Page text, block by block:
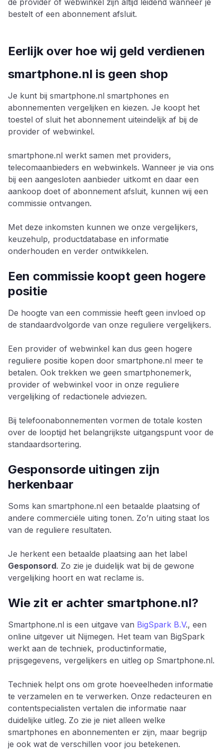
de provider of webwinkel zijn altijd leidend wanneer je
bestelt of een abonnement afsluit.
Eerlijk over hoe wij geld verdienen
smartphone.nl is geen shop
Je kunt bij smartphone.nl smartphones en
abonnementen vergelijken en kiezen. Je koopt het
toestel of sluit het abonnement uiteindelijk af bij de
provider of webwinkel.
smartphone.nl werkt samen met providers,
telecomaanbieders en webwinkels. Wanneer je via ons
bij een aangesloten aanbieder uitkomt en daar een
aankoop doet of abonnement afsluit, kunnen wij een
commissie ontvangen.
Met deze inkomsten kunnen we onze vergelijkers,
keuzehulp, productdatabase en informatie
onderhouden en verder ontwikkelen.
Een commissie koopt geen hogere
positie
De hoogte van een commissie heeft geen invloed op
de standaardvolgorde van onze reguliere vergelijkers.
Een provider of webwinkel kan dus geen hogere
reguliere positie kopen door smartphone.nl meer te
betalen. Ook trekken we geen smartphonemerk,
provider of webwinkel voor in onze reguliere
vergelijking of redactionele adviezen.
Bij telefoonabonnementen vormen de totale kosten
over de looptijd het belangrijkste uitgangspunt voor de
standaardsortering.
Gesponsorde uitingen zijn
herkenbaar
Soms kan smartphone.nl een betaalde plaatsing of
andere commerciële uiting tonen. Zo’n uiting staat los
van de reguliere resultaten.
Je herkent een betaalde plaatsing aan het label
Gesponsord. Zo zie je duidelijk wat bij de gewone
vergelijking hoort en wat reclame is.
Wie zit er achter smartphone.nl?
Smartphone.nl is een uitgave van BigSpark B.V., een
online uitgever uit Nijmegen. Het team van BigSpark
werkt aan de techniek, productinformatie,
prijsgegevens, vergelijkers en uitleg op Smartphone.nl.
Techniek helpt ons om grote hoeveelheden informatie
te verzamelen en te verwerken. Onze redacteuren en
contentspecialisten vertalen die informatie naar
duidelijke uitleg. Zo zie je niet alleen welke
smartphones en abonnementen er zijn, maar begrijp
je ook wat de verschillen voor jou betekenen.